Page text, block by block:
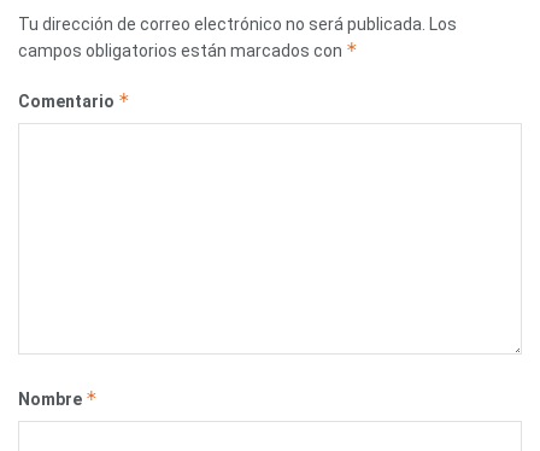
Tu dirección de correo electrónico no será publicada. Los
campos obligatorios están marcados con *
Comentario *
Nombre *